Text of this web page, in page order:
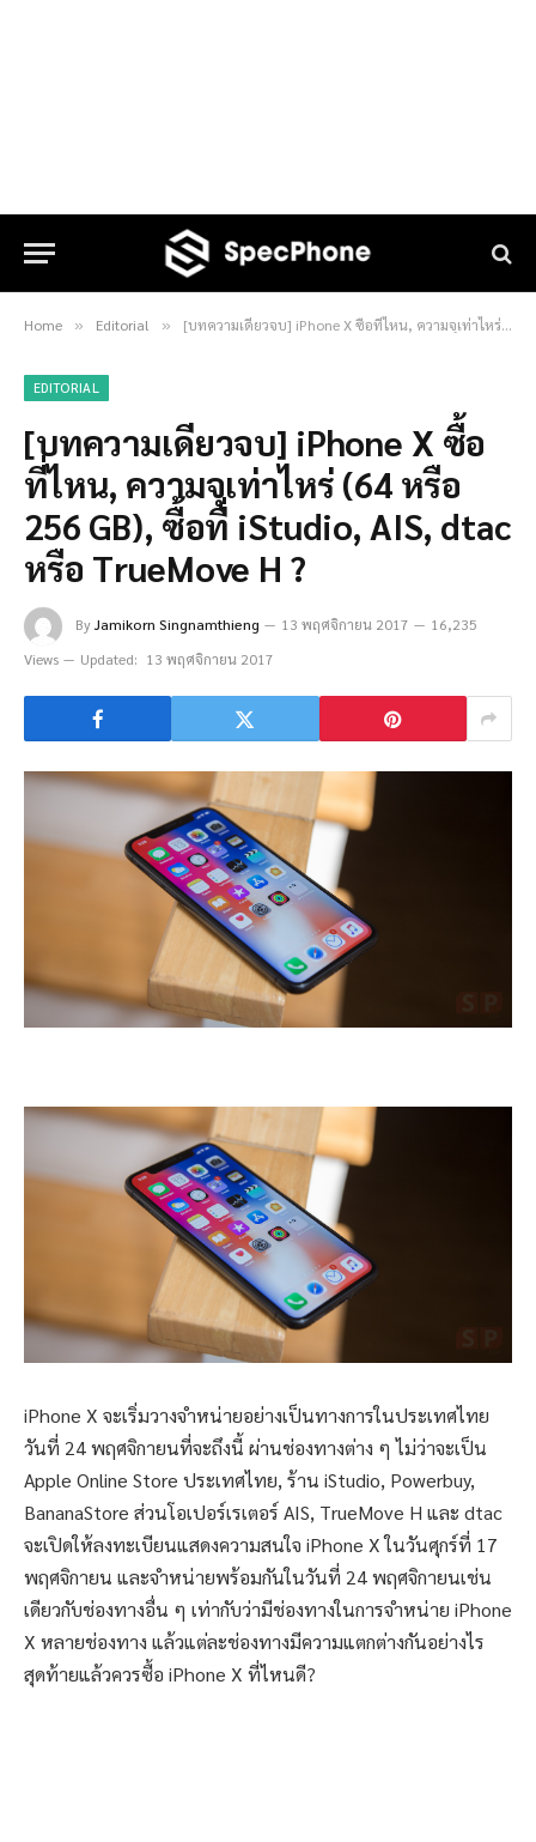
Home » Editorial » [บทความเดียวจบ] iPhone X ซื้อที่ไหน, ความจุเท่าไหร่ (64 หรือ 256 GB), ซื้อที่ iStudio, AIS, dtac หรือ TrueMove H ?
EDITORIAL
[บทความเดียวจบ] iPhone X ซื้อ
ที่ไหน, ความจุเท่าไหร่ (64 หรือ
256 GB), ซื้อที่ iStudio, AIS, dtac
หรือ TrueMove H ?
ByJamikorn Singnamthieng 13 พฤศจิกายน 2017
16,235
Views
Updated: 13 พฤศจิกายน 2017
iPhone X จะเริ่มวางจำหน่ายอย่างเป็นทางการในประเทศไทย
วันที่ 24 พฤศจิกายนที่จะถึงนี้ ผ่านช่องทางต่าง ๆ ไม่ว่าจะเป็น
Apple Online Store ประเทศไทย, ร้าน iStudio, Powerbuy,
BananaStore ส่วนโอเปอร์เรเตอร์ AIS, TrueMove H และ dtac
จะเปิดให้ลงทะเบียนแสดงความสนใจ iPhone X ในวันศุกร์ที่ 17
พฤศจิกายน และจำหน่ายพร้อมกันในวันที่ 24 พฤศจิกายนเช่น
เดียวกับช่องทางอื่น ๆ เท่ากับว่ามีช่องทางในการจำหน่าย iPhone
X หลายช่องทาง แล้วแต่ละช่องทางมีความแตกต่างกันอย่างไร
สุดท้ายแล้วควรซื้อ iPhone X ที่ไหนดี?